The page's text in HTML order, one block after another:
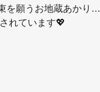
を願うお地蔵あかり…
れています💖